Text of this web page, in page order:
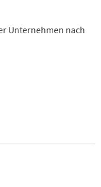
Unternehmen nach